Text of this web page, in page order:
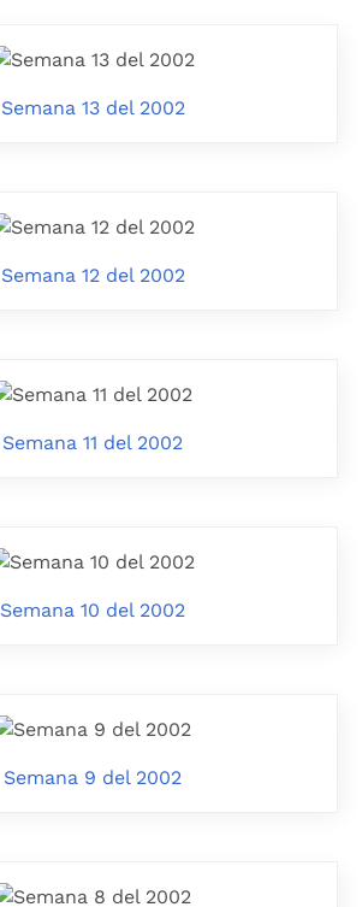
Semana 13 del 2002
Semana 12 del 2002
Semana 11 del 2002
Semana 10 del 2002
Semana 9 del 2002